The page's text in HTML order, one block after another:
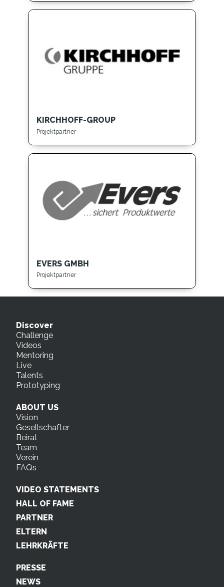
KIRCHHOFF-GROUP
Projektpartner
EVERS GMBH
Projektpartner
Discover
Challenge
Videos
Mentoring
Live
Talents
Prototyping
ABOUT US
Vision
Gesellschafter
Beirat
Team
Verein
FAQs
VIDEO STATEMENTS
HALL OF FAME
PARTNER
ELTERN
LEHRKRÄFTE
PRESSE
NEWS